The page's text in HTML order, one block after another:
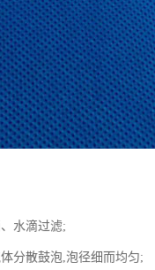
水滴过滤;
分散鼓泡,泡径细而均匀;